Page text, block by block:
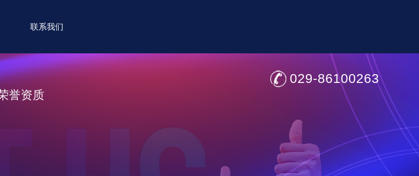
联系我们
029-86100263
誉资质